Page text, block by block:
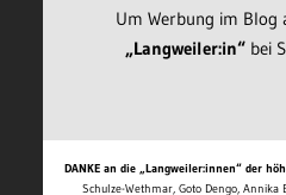
Um Werbung im Blog
„Langweiler:in“bei
DANKE an die „Langweiler:innen“ der
Schulze-Wethmar, Goto Dengo,